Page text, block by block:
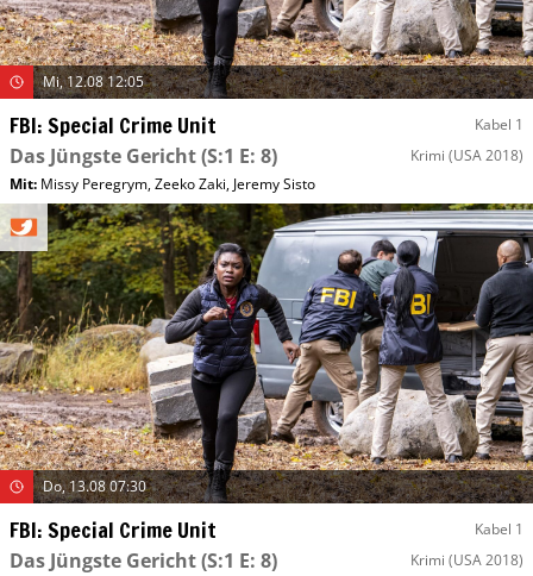
Mi, 12.08 12:05
FBI: Special Crime Unit Kabel 1
Das Jüngste Gericht(S:1 E: 8) Krimi (USA 2018)
Mit: Missy Peregrym,Zeeko Zaki, Jeremy Sisto
Do, 13.08 07:30
FBI: Special Crime Unit Kabel 1
Das Jüngste Gericht(S:1 E: 8) Krimi (USA 2018)